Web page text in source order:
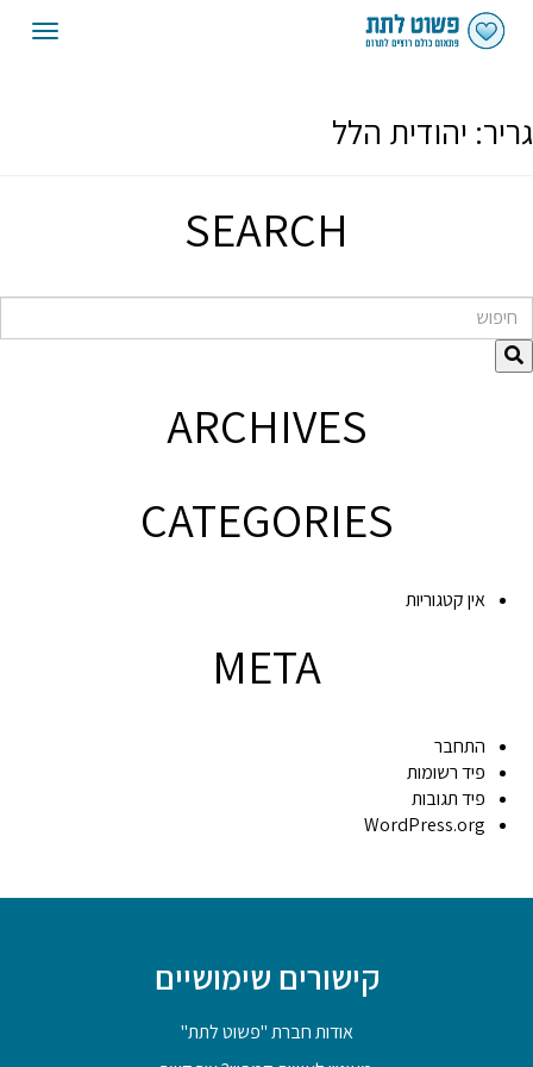
גריר: יהודית הלל
SEARCH
חיפוש
ARCHIVES
CATEGORIES
אין קטגוריות
META
התחבר
פיד רשומות
פיד תגובות
WordPress.org
קישורים שימושיים
אודות חברת "פשוט לתת"